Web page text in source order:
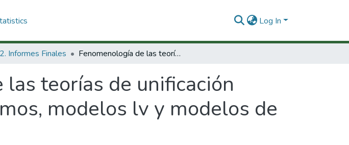
Log In
Informes Finales Fenomenología de las teorías de unificación supersimétricas modelos mínimos, modelos lv y modelos de gran unificación
las teorías de unificación
modelos lv y modelos de